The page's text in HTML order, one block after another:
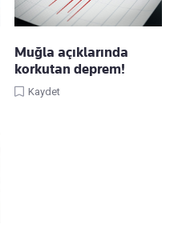
Muğla açıklarında
korkutan deprem!
Kaydet